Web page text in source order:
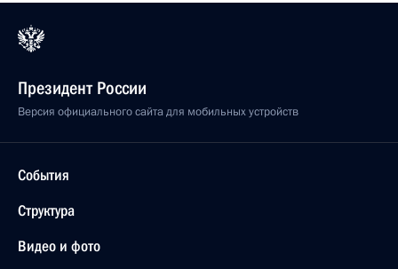
Президент России
Версия официального сайта для мобильных устройств
События
Структура
Видео и фото